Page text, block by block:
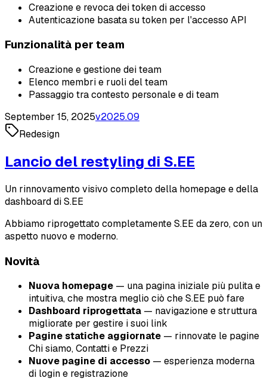
Creazione e revoca dei token di accesso
Autenticazione basata su token per l'accesso API
Funzionalità per team
Creazione e gestione dei team
Elenco membri e ruoli del team
Passaggio tra contesto personale e di team
September 15, 2025v2025.09
Redesign
Lancio del restyling di S.EE
Un rinnovamento visivo completo della homepage e della
dashboard di S.EE
Abbiamo riprogettato completamente S.EE da zero, con un
aspetto nuovo e moderno.
Novità
Nuova homepage — una pagina iniziale più pulita e
intuitiva, che mostra meglio ciò che S.EE può fare
Dashboard riprogettata — navigazione e struttura
migliorate per gestire i suoi link
Pagine statiche aggiornate — rinnovate le pagine
Chi siamo, Contatti e Prezzi
Nuove pagine di accesso — esperienza moderna
di login e registrazione